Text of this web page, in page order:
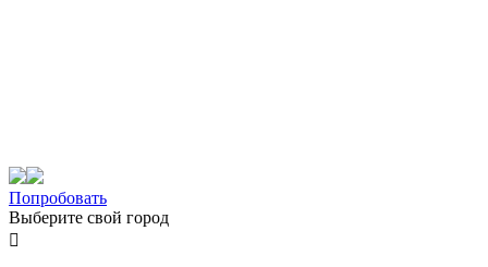
Попробовать
Выберите свой город
